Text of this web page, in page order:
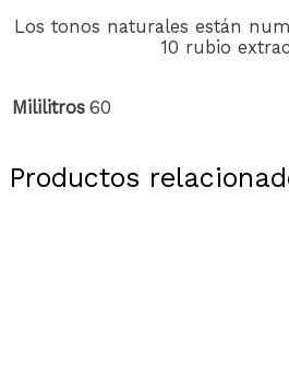
Los tonos naturales están
10 rubio
Mililitros 60
Productos